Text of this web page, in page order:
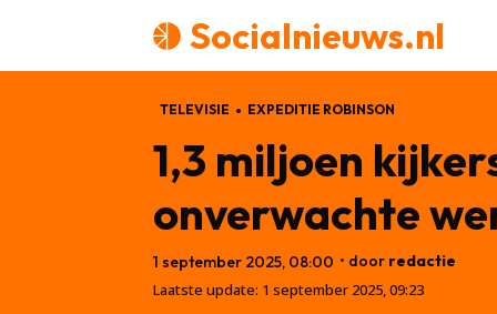
Socialnieuws.nl
TELEVISIE EXPEDITIE ROBINSON
1,3 miljoen
onverwachte
1 september 2025, 08:00 • door redactie
Laatste update: 1 september 2025, 09:23